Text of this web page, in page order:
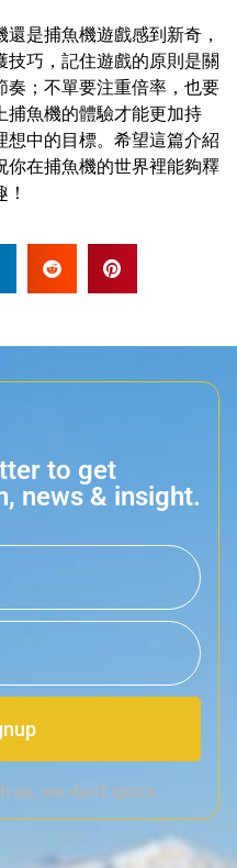
是捕魚機遊戲感到新奇，
巧，記住遊戲的原則是關
奏；不單要注重倍率，也要
捕魚機的體驗才能更加持
想中的目標。希望這篇介紹
你在捕魚機的世界裡能夠釋
to get
news & insight.
us, we don't spam.